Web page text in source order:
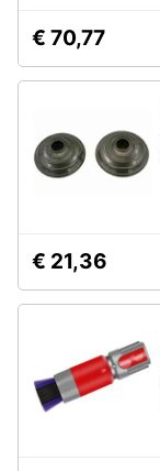
€ 70,77
€ 21,36